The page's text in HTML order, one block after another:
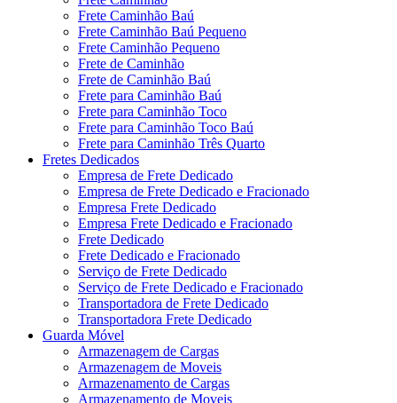
Frete Caminhão Baú
Frete Caminhão Baú Pequeno
Frete Caminhão Pequeno
Frete de Caminhão
Frete de Caminhão Baú
Frete para Caminhão Baú
Frete para Caminhão Toco
Frete para Caminhão Toco Baú
Frete para Caminhão Três Quarto
Fretes Dedicados
Empresa de Frete Dedicado
Empresa de Frete Dedicado e Fracionado
Empresa Frete Dedicado
Empresa Frete Dedicado e Fracionado
Frete Dedicado
Frete Dedicado e Fracionado
Serviço de Frete Dedicado
Serviço de Frete Dedicado e Fracionado
Transportadora de Frete Dedicado
Transportadora Frete Dedicado
Guarda Móvel
Armazenagem de Cargas
Armazenagem de Moveis
Armazenamento de Cargas
Armazenamento de Moveis